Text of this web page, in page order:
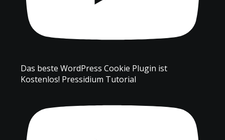
Das beste WordPress Cookie Plugin ist
Kostenlos! Pressidium Tutorial